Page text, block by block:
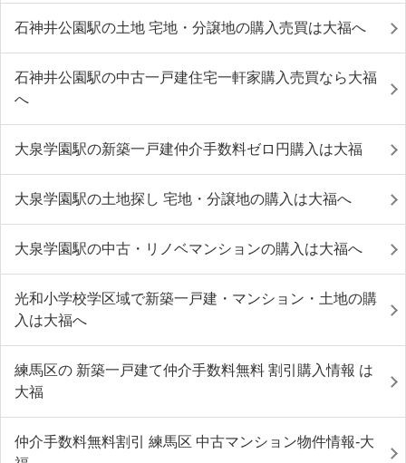
石神井公園駅の土地 宅地・分譲地の購入売買は大福へ
石神井公園駅の中古一戸建住宅一軒家購入売買なら大福
へ
大泉学園駅の新築一戸建仲介手数料ゼロ円購入は大福
大泉学園駅の土地探し 宅地・分譲地の購入は大福へ
大泉学園駅の中古・リノベマンションの購入は大福へ
光和小学校学区域で新築一戸建・マンション・土地の購
入は大福へ
練馬区の 新築一戸建て仲介手数料無料 割引購入情報 は
大福
仲介手数料無料割引 練馬区 中古マンション物件情報-大